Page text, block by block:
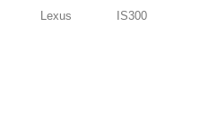
Lexus IS300